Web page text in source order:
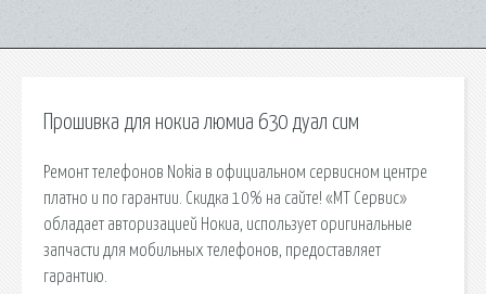
Прошивка для нокиа люмиа 630 дуал сим
Ремонт телефонов Nokia в официальном сервисном центре
платно и по гарантии. Скидка 10% на сайте! «МТ Сервис»
обладает авторизацией Нокиа, использует оригинальные
запчасти для мобильных телефонов, предоставляет
гарантию.